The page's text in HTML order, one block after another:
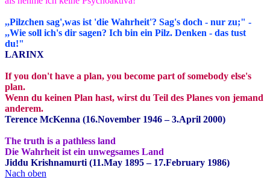
,,Pilzchen sag',was ist 'die Wahrheit'? Sag's doch - nur zu;" -
,,Wie soll ich's dir sagen? Ich bin ein Pilz. Denken - das tust
du!"
LARINX
If you don't have a plan, you become part of somebody else's
plan.
Wenn du keinen Plan hast, wirst du Teil des Planes von jemand
anderem.
Terence McKenna (16.November 1946 – 3.April 2000)
The truth is a pathless land
Die Wahrheit ist ein unwegsames Land
Jiddu Krishnamurti (11.May 1895 – 17.February 1986)
Nach oben